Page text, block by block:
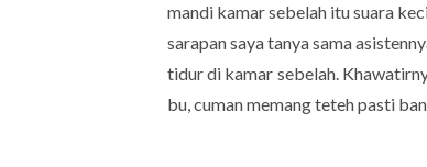
mandi kamar sebelah itu suara
sarapan saya tanya sama
tidur di kamar sebelah.
bu, cuman memang teteh pasti